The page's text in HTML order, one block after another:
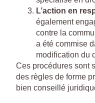
L’action en
également
contre la
a été commise
modification du
Ces procédures sont
des règles de forme
bien conseillé